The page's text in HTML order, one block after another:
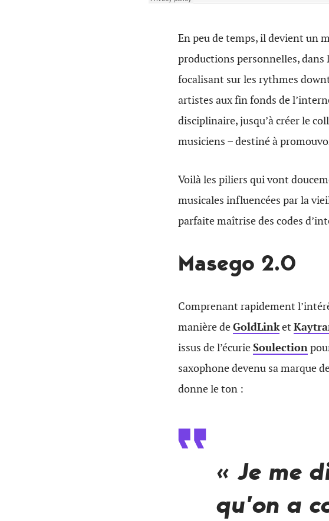
En peu de temps, il devient un
productions personnelles, dans
focalisant sur les rythmes
artistes aux fin fonds de
disciplinaire, jusqu’à créer le
musiciens – destiné à
Voilà les piliers qui vont
musicales influencées par la
parfaite maîtrise des codes
Masego 2.0
Comprenant rapidement
manière deGoldLinket
issus de l’écurieSoulection
saxophone devenu sa marque
donne le ton :
« Je me
qu’on a